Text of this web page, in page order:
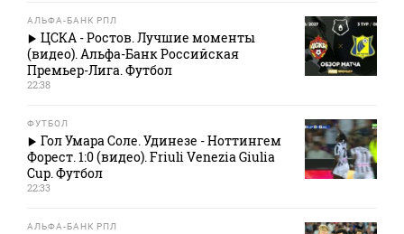
АЛЬФА-БАНК РПЛ
ЦСКА - Ростов. Лучшие моменты
(видео). Альфа-Банк Российская
Премьер-Лига. Футбол
22:38
ФУТБОЛ
Гол Умара Соле. Удинезе - Ноттингем
Форест. 1:0 (видео). Friuli Venezia Giulia
Cup. Футбол
22:33
АЛЬФА-БАНК РПЛ